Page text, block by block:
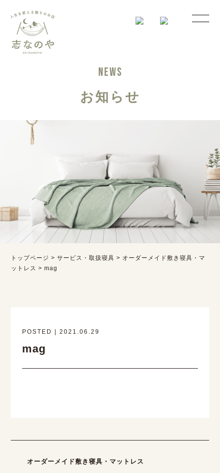
NEWS
お知らせ
トップページ >サービス・取扱寝具 > オーダーメイド敷き寝具・マ
ットレス >mag
POSTED | 2021.06.29
mag
オーダーメイド敷き寝具・マットレス